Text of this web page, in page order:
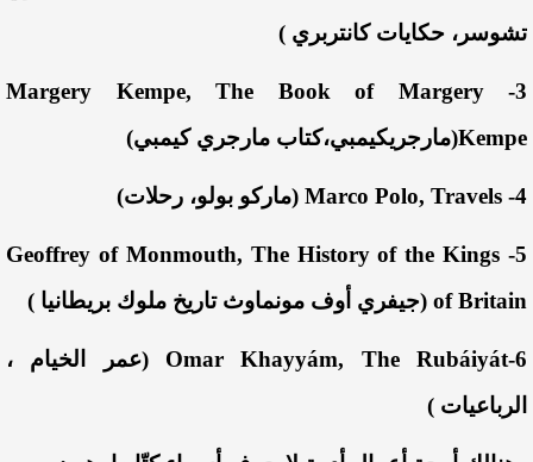
تشوسر ، حكايات كانتربري )
3- Margery Kempe,
The Book of Margery
Kempe( مارجريكيمبي،كتاب مارجري كيمبي)
4- Marco Polo, Travels ( ماركو بولو، رحلات)
5- Geoffrey of Monmouth, The History of the Kings
of Britain ( جيفري أوف مونماوث تاريخ ملوك بريطانيا )
6-Omar Khayyám, The Rubáiyát ( عمر الخيام ،
الرباعيات )